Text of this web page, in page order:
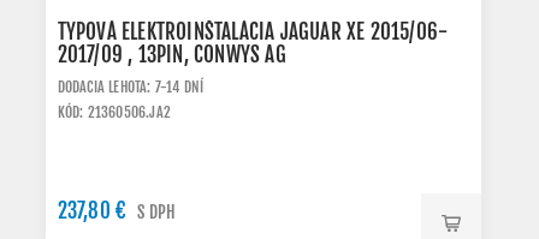
TYPOVÁ ELEKTROINŠTALÁCIA JAGUAR XE 2015/06-
2017/09 , 13PIN, CONWYS AG
DODACIA LEHOTA: 7-14 DNÍ
KÓD: 21360506.JA2
237,80 € S DPH